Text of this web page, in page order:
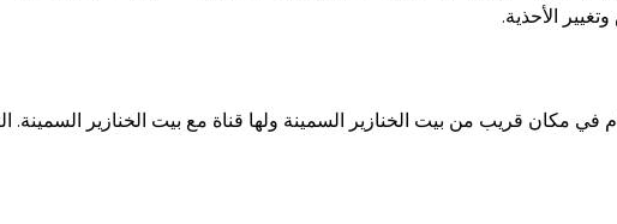
الأحذية.
في مكان قريب من بيت الخنازير السمينة ولها قناة مع بيت الخنازير السمينة.